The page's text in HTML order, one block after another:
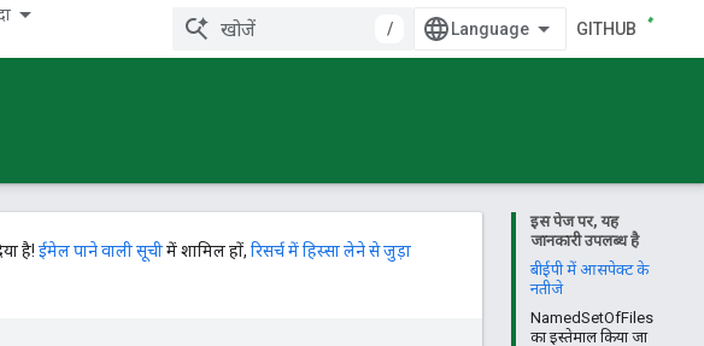
/ GITHUB
इस पेज पर, यह
जानकारी उपलब्ध है
बीईपी में आसपेक्ट के
नतीजे
NamedSetOfFiles
का इस्तेमाल किया जा
है! ईमेल पाने वाली सूचीमें शामिल हों, रिसर्च में हिस्सा लेने से जुड़ा